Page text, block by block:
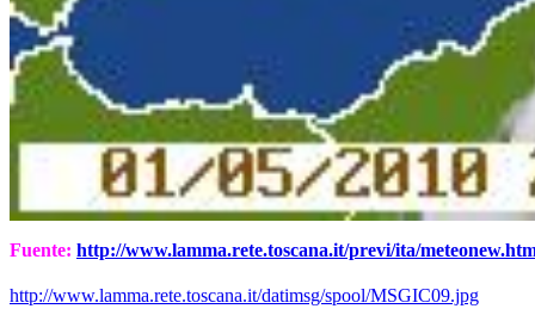
Fuente: http://www.lamma.rete.toscana.it/previ/ita/
http://www.lamma.rete.toscana.it/datimsg/spool/MSGIC09.jpg